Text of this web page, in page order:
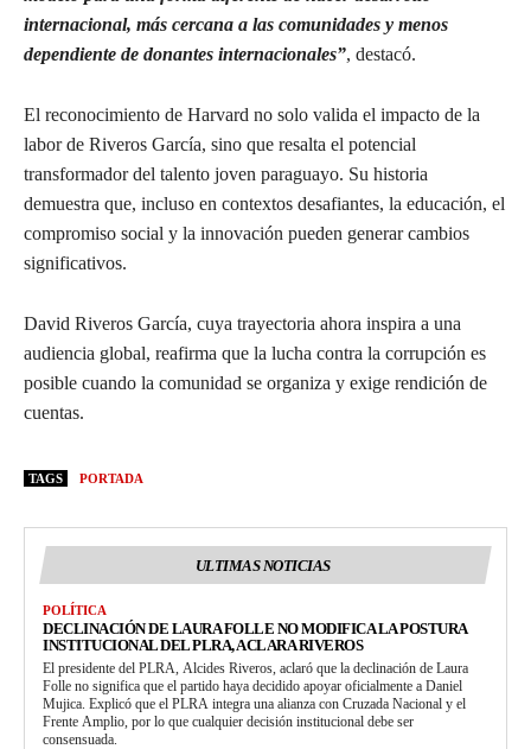
internacional, más cercana a las comunidades y menos
dependiente de donantes internacionales”, destacó.
El reconocimiento de Harvard no solo valida el impacto de la
labor de Riveros García, sino que resalta el potencial
transformador del talento joven paraguayo. Su historia
demuestra que, incluso en contextos desafiantes, la educación, el
compromiso social y la innovación pueden generar cambios
significativos.
David Riveros García, cuya trayectoria ahora inspira a una
audiencia global, reafirma que la lucha contra la corrupción es
posible cuando la comunidad se organiza y exige rendición de
cuentas.
TAGS PORTADA
ULTIMAS NOTICIAS
POLÍTICA
DECLINACIÓN DE LAURA FOLLE NO MODIFICA LA POSTURA
INSTITUCIONAL DEL PLRA, ACLARA RIVEROS
El presidente del PLRA, Alcides Riveros, aclaró que la declinación de Laura
Folle no significa que el partido haya decidido apoyar oficialmente a Daniel
Mujica. Explicó que el PLRA integra una alianza con Cruzada Nacional y el
Frente Amplio, por lo que cualquier decisión institucional debe ser
consensuada.